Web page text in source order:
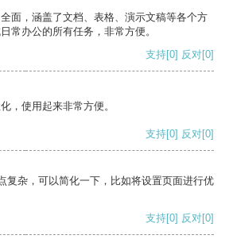
面，涵盖了文档、表格、演示文稿等各个方
常办公的所有任务，非常方便。
支持[0] 反对[0]
，使用起来非常方便。
支持[0] 反对[0]
复杂，可以简化一下，比如将设置页面进行优
支持[0] 反对[0]